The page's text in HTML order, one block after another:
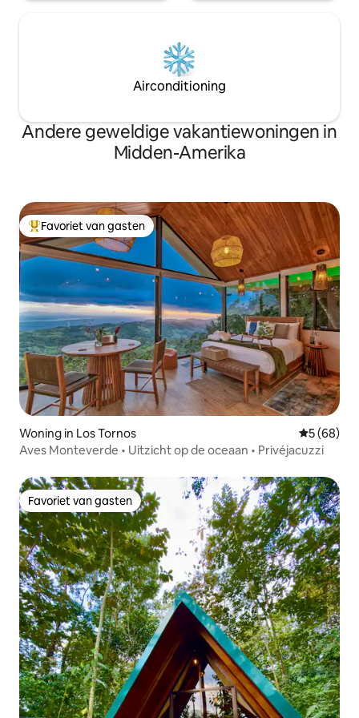
Airconditioning
Andere geweldige vakantiewoningen in
Midden-Amerika
Topfavoriet van gasten
Favoriet van gasten
Woning in Los Tornos
5 (68)
Aves Monteverde • Uitzicht op de oceaan • Privéjacuzzi
Favoriet van gasten
Favoriet van gasten